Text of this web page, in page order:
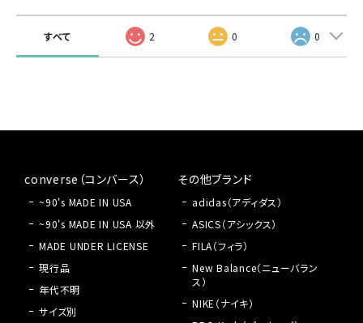
converse（コンバース）
~90's MADE IN USA
~90's MADE IN USA 以外
MADE UNDER LICENSE
現行品
年代不明
サイズ別
その他ブランド
adidas（アディダス）
ASICS（アシックス）
FILA（フィラ）
New Balance（ニューバラン
ス）
NIKE（ナイキ）
すべて 2 0 0